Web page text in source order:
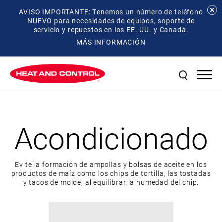
AVISO IMPORTANTE: Tenemos un número de teléfono
NUEVO para necesidades de equipos, soporte de
servicio y repuestos en los EE. UU. y Canadá.
MÁS INFORMACIÓN
Acondicionado
Evite la formación de ampollas y bolsas de aceite en los
productos de maíz como los chips de tortilla, las tostadas
y tacos de molde, al equilibrar la humedad del chip.